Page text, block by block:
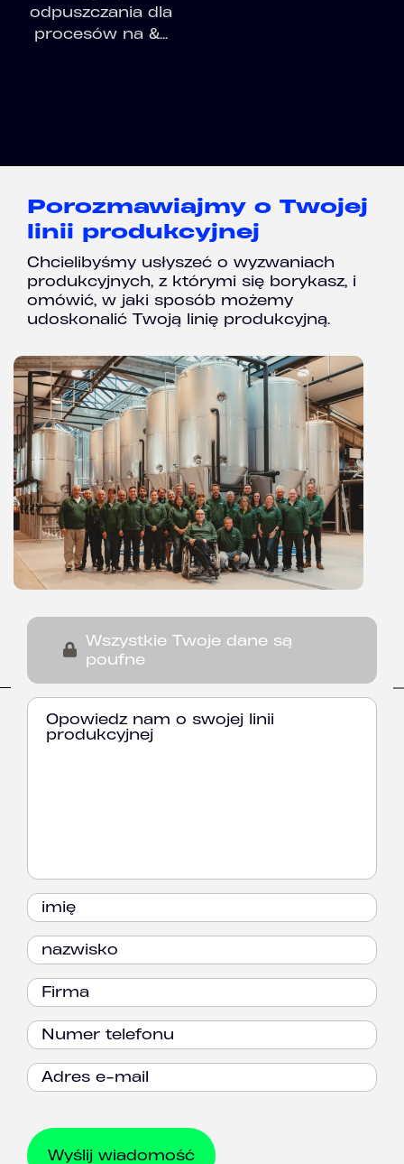
odpuszczania dla
procesów na &...
Porozmawiajmy o Twojej
linii produkcyjnej
Chcielibyśmy usłyszeć o wyzwaniach
produkcyjnych, z którymi się borykasz, i
omówić, w jaki sposób możemy
udoskonalić Twoją linię produkcyjną.
Wszystkie Twoje dane są
poufne